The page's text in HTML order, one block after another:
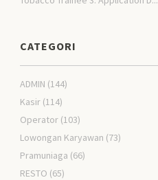
CATEGORI
ADMIN (144)
Kasir (114)
Operator (103)
Lowongan Karyawan (73)
Pramuniaga (66)
RESTO (65)